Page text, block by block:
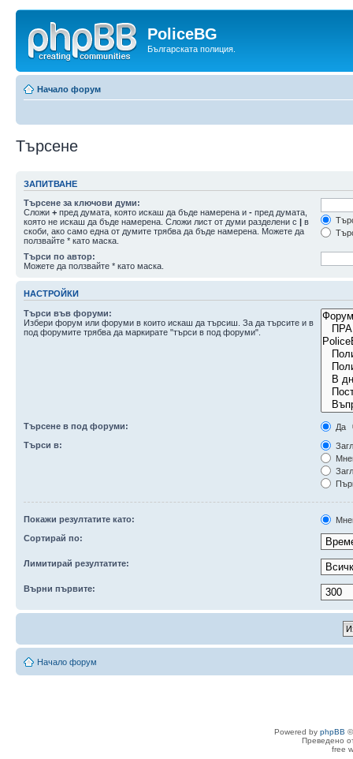
PoliceBG
Българската полиция.
Начало форум
Търсене
ЗАПИТВАНЕ
Търсене за ключови думи:
Сложи + пред думата, която искаш да бъде намерена и - пред думата,
която не искаш да бъде намерена. Сложи лист от думи разделени с | в
скоби, ако само една от думите трябва да бъде намерена. Можете да
ползвайте * като маска.
Търси по автор:
Можете да ползвайте * като маска.
НАСТРОЙКИ
Търси във форуми:
Избери форум или форуми в които искаш да търсиш. За да търсите и в
под форумите трябва да маркирате "търси в под форуми".
Търсене в под форуми:
Да
Търси в:
Покажи резултатите като:
Сортирай по:
Лимитирай резултатите:
Върни първите:
Начало форум
Powered by phpBB
Преведено
free